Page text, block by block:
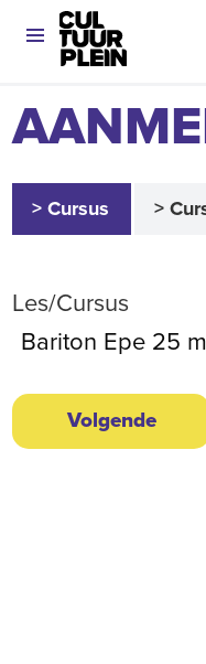
> Cursus >
Les/Cursus